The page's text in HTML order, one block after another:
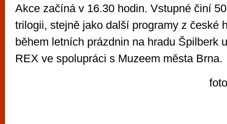
Akce začíná v 16.30 hodin. Vstupné činí
trilogii, stejně jako další programy z české
během letních prázdnin na hradu Špilberk
REX ve spolupráci s Muzeem města Brna.